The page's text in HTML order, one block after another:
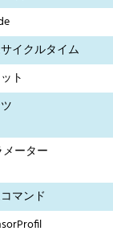
イクルタイム
ト
メーター
マンド